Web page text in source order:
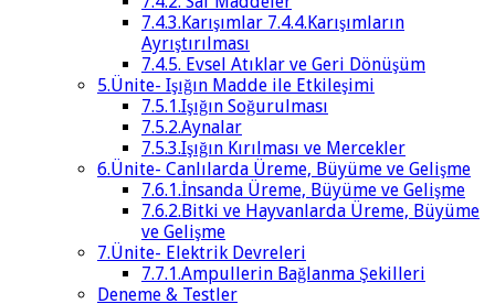
7.4.3.Karışımlar 7.4.4.Karışımların
Ayrıştırılması
7.4.5. Evsel Atıklar ve Geri Dönüşüm
5.Ünite- Işığın Madde ile Etkileşimi
7.5.1.Işığın Soğurulması
7.5.2.Aynalar
7.5.3.Işığın Kırılması ve Mercekler
6.Ünite- Canlılarda Üreme, Büyüme ve Gelişme
7.6.1.İnsanda Üreme, Büyüme ve Gelişme
7.6.2.Bitki ve Hayvanlarda Üreme, Büyüme
ve Gelişme
7.Ünite- Elektrik Devreleri
7.7.1.Ampullerin Bağlanma Şekilleri
Deneme & Testler